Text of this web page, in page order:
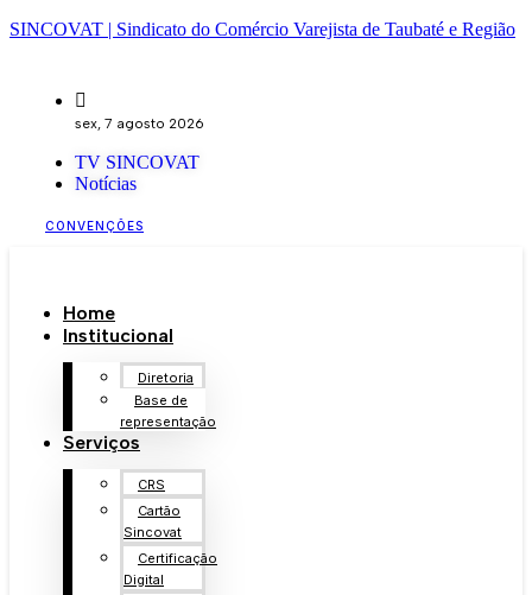
SINCOVAT | Sindicato do Comércio Varejista de Taubaté e Região
sex, 7 agosto 2026
TV SINCOVAT
Notícias
CONVENÇÕES
Home
Institucional
Diretoria
Base de
representação
Serviços
CRS
Cartão
Sincovat
Certificação
Digital